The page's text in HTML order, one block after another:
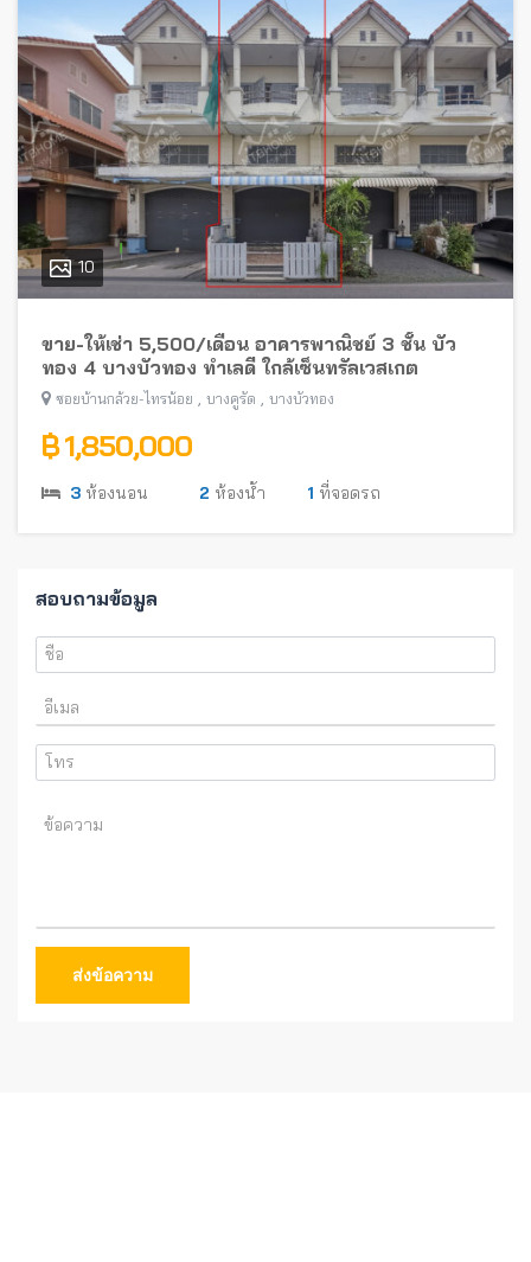
10
ขาย-ให้เช่า 5,500/เดือน อาคารพาณิชย์ 3 ชั้น บัว
ทอง 4 บางบัวทอง ทำเลดี ใกล้เซ็นทรัลเวสเกต
ซอยบ้านกล้วย-ไทรน้อย , บางคูรัด , บางบัวทอง
฿ 1,850,000
3 ห้องนอน 2 ห้องน้ำ 1 ที่จอดรถ
สอบถามข้อมูล
ส่งข้อความ